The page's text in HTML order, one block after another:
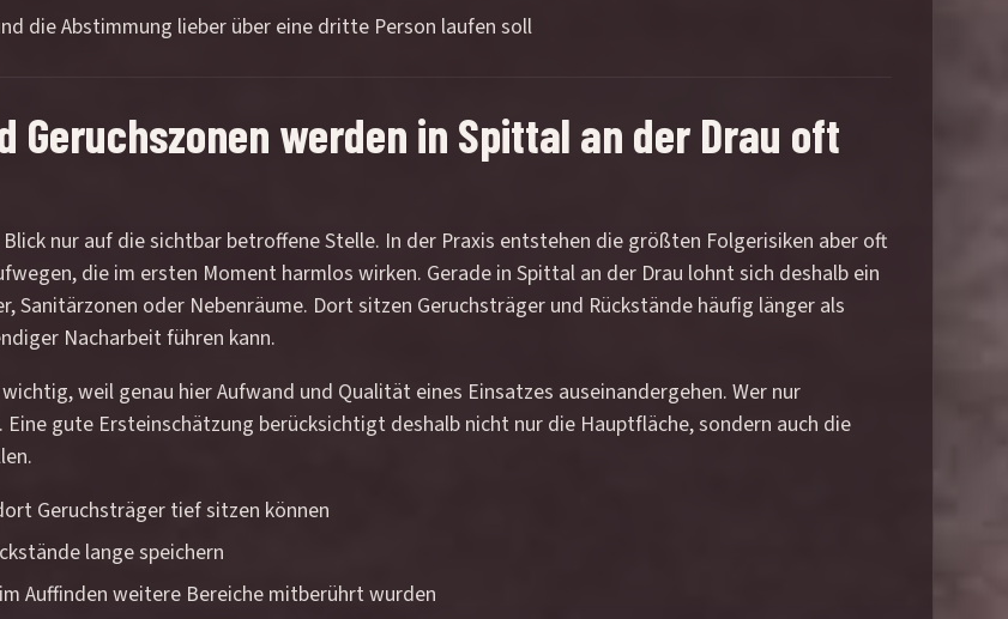
die Abstimmung lieber über eine dritte Person laufen soll
Geruchszonen werden in Spittal an der Drau oft
nur auf die sichtbar betroffene Stelle. In der Praxis entstehen die größten Folgerisiken aber oft
die im ersten Moment harmlos wirken. Gerade in Spittal an der Drau lohnt sich deshalb ein
Sanitärzonen oder Nebenräume. Dort sitzen Geruchsträger und Rückstände häufig länger als
Nacharbeit führen kann.
weil genau hier Aufwand und Qualität eines Einsatzes auseinandergehen. Wer nur
gute Ersteinschätzung berücksichtigt deshalb nicht nur die Hauptfläche, sondern auch die
Geruchsträger tief sitzen können
lange speichern
Auffinden weitere Bereiche mitberührt wurden